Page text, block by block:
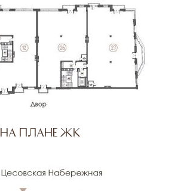
На плане ЖК